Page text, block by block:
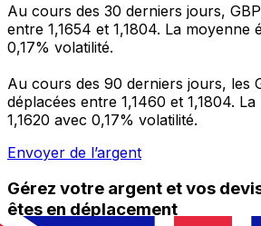
Au cours des 30 derniers jours,
entre 1,1654 et 1,1804. La moyenne
0,17% volatilité.
Au cours des 90 derniers jours, les
déplacées entre 1,1460 et 1,1804.
1,1620 avec 0,17% volatilité.
Envoyer de l’argent
Gérez votre argent et vos
êtes en déplacement